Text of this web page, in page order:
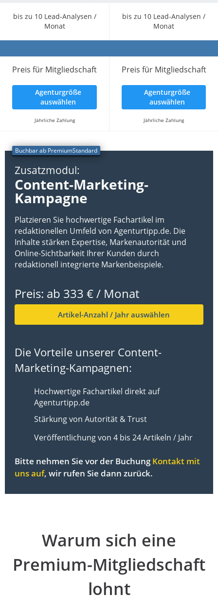
bis zu 10 Lead-Analysen /
Monat
bis zu 10 Lead-Analysen /
Monat
Preis für Mitgliedschaft
Agenturgröße
auswählen
Jährliche Zahlung
Preis für Mitgliedschaft
Agenturgröße
auswählen
Jährliche Zahlung
Buchbar ab PremiumStandard
Zusatzmodul:
Content-Marketing-
Kampagne
Platzieren Sie hochwertige Fachartikel im
redaktionellen Umfeld von Agenturtipp.de. Die
Inhalte stärken Expertise, Markenautorität und
Online-Sichtbarkeit Ihrer Kunden durch
redaktionell integrierte Markenbeispiele.
Preis: ab 333 € / Monat
Artikel-Anzahl / Jahr auswählen
Die Vorteile unserer Content-
Marketing-Kampagnen:
Hochwertige Fachartikel direkt auf
Agenturtipp.de
Stärkung von Autorität & Trust
Veröffentlichung von 4 bis 24 Artikeln / Jahr
Bitte nehmen Sie vor der BuchungKontakt mit
uns auf, wir rufen Sie dann zurück.
Warum sich eine
Premium-Mitgliedschaft
lohnt